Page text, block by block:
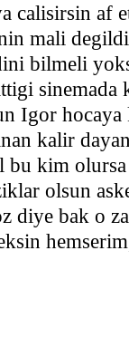
calisirsin af
mali
bilmeli
sinemada
Igor
kalir
bu kim
olsun
diye bak o